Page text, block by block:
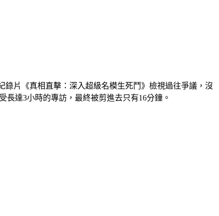
片《真相直擊：深入超級名模生死鬥》檢視過往爭議，沒
長達3小時的專訪，最終被剪進去只有16分鐘。